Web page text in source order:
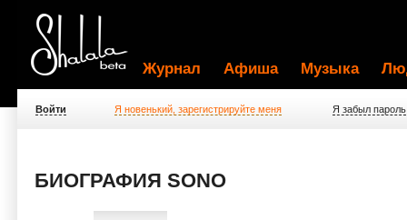
Журнал Афиша Музыка
Войти Я новенький, зарегистрируйте меня Я забыл пароль
БИОГРАФИЯ SONO